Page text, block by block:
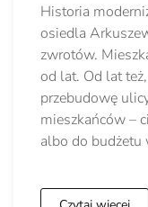
Historia
osiedla
zwrotów.
od lat. Od lat
przebudowę
mieszkańców –
albo do budżetu